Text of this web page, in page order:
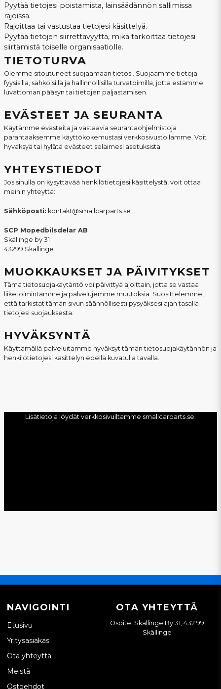
Pyytää tietojesi poistamista, lainsäädännön sallimissa
rajoissa.
Rajoittaa tai vastustaa tietojesi käsittelyä.
Pyytää tietojen siirrettävyyttä, mikä tarkoittaa tietojesi
siirtämistä toiselle organisaatiolle.
TIETOTURVA
Olemme sitoutuneet suojaamaan tietosi. Suojaamme tietoja
fyysisillä, sähköisillä ja hallinnollisilla turvatoimilla, jotta estämme
luvattoman pääsyn tai tietojen paljastamisen.
EVÄSTEET JA SEURANTA
Käytämme evästeitä ja vastaavia seurantaohjelmistoja
parantaaksemme käyttökokemustasi verkkosivustollamme. Voit
hyväksyä tai hylätä evästeet selaimesi asetuksista.
YHTEYSTIEDOT
Jos sinulla on kysyttävää henkilötietojesi käsittelystä, voit ottaa
meihin yhteyttä:
Sähköposti: kontakt@smallcarparts.se
SCP Mopedbilsdelar AB
Skällinge by 31
43299 Skällinge
MUOKKAUKSET JA PÄIVITYKSET
Tämä tietosuojakäytäntö voi päivittyä ajoittain, jotta se vastaa
liiketoimintamme ja palvelujemme muutoksia. Suosittelemme,
että tarkistat tämän sivun säännöllisesti pysyäksesi ajan tasalla
tietojesi suojauksesta.
HYVÄKSYNTÄ
Käyttämällä palveluitamme hyväksyt tämän tietosuojakäytännön ja
henkilötietojesi käsittelyn edellä kuvatulla tavalla.
Lisätietoja löydät verkkosivuiltamme smallcarparts.se.
NAVIGOINTI
Etusivu
Yritysasiakas
Ota yhteyttä
Meistä
Ostoehdot
OTA YHTEYTTÄ
Osoite: Skällinge By 31, 432 99
Skällinge